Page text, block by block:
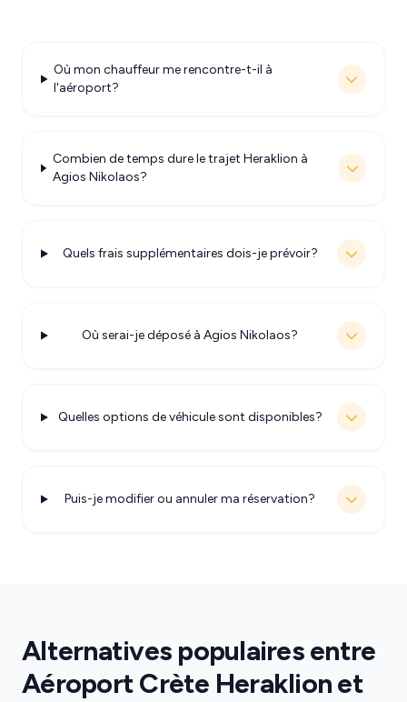
Où mon chauffeur me rencontre-t-il à
l'aéroport?
Combien de temps dure le trajet Heraklion à
Agios Nikolaos?
Quels frais supplémentaires dois-je prévoir?
Où serai-je déposé à Agios Nikolaos?
Quelles options de véhicule sont disponibles?
Puis-je modifier ou annuler ma réservation?
Alternatives populaires entre
Aéroport Crète Heraklion et